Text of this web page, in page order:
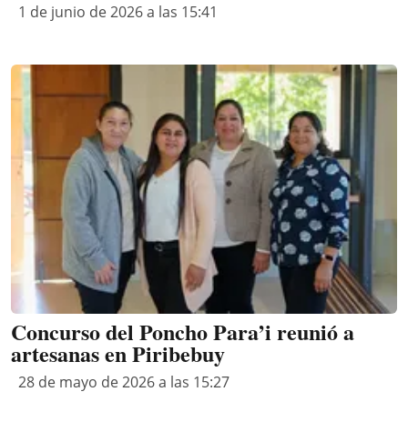
1 de junio de 2026 a las 15:41
Concurso del Poncho Para’i reunió a
artesanas en Piribebuy
28 de mayo de 2026 a las 15:27